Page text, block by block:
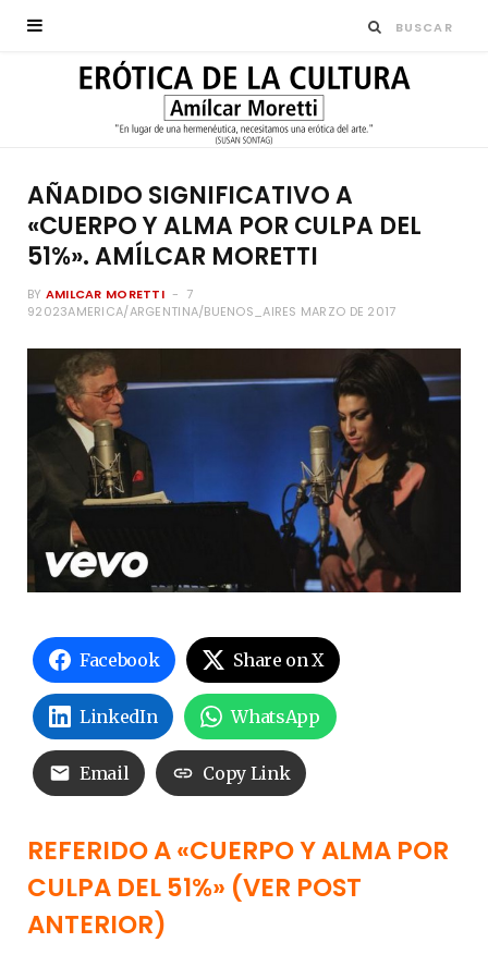
AÑADIDO SIGNIFICATIVO A
«CUERPO Y ALMA POR CULPA DEL
51%». AMÍLCAR MORETTI
BY AMILCAR MORETTI
7
92023AMERICA/ARGENTINA/BUENOS_AIRES MARZO DE 2017
Facebook Share on X
LinkedIn WhatsApp
Email Copy Link
REFERIDO A «CUERPO Y ALMA POR
CULPA DEL 51%» (VER POST
ANTERIOR)